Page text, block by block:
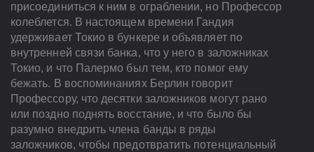
присоединиться к ним в ограблении, но Профессор
колеблется. В настоящем времени Гандия
удерживает Токио в бункере и объявляет по
внутренней связи банка, что у него в заложниках
Токио, и что Палермо был тем, кто помог ему
бежать. В воспоминаниях Берлин говорит
Профессору, что десятки заложников могут рано
или поздно поднять восстание, и что было бы
разумно внедрить члена банды в ряды
заложников, чтобы предотвратить потенциальный